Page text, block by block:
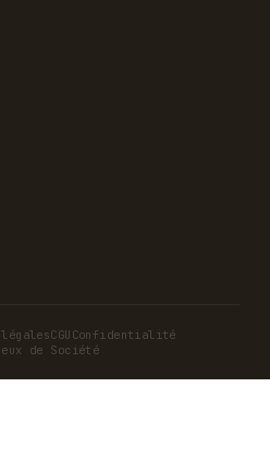
CGU Confidentialité
de Société